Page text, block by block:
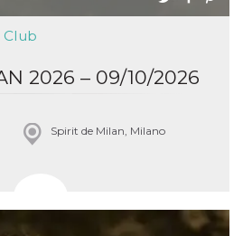
Club
2026 – 09/10/2026
Spirit de Milan, Milano